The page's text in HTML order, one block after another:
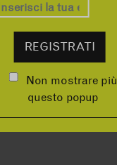
REGISTRATI
Non mostrare più
questo popup